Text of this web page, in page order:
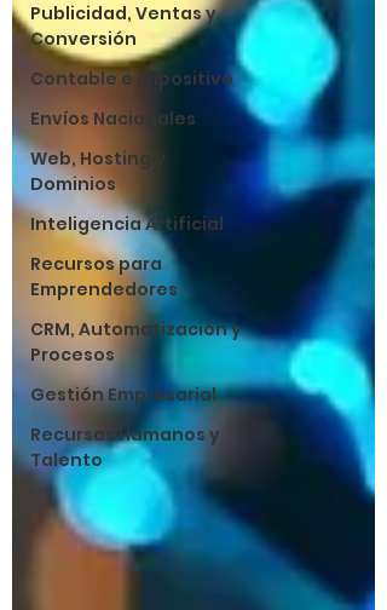
Publicidad, Ventas y
Conversión
Contable e Impositivo
Envíos Nacionales
Web, Hosting y
Dominios
Inteligencia Artificial
Recursos para
Emprendedores
CRM, Automatización y
Procesos
Gestión Empresarial
Recursos Humanos y
Talento